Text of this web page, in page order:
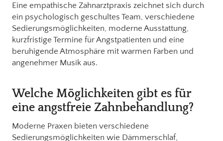
Eine empathische Zahnarztpraxis zeichnet sich durch
ein psychologisch geschultes Team, verschiedene
Sedierungsmöglichkeiten, moderne Ausstattung,
kurzfristige Termine für Angstpatienten und eine
beruhigende Atmosphäre mit warmen Farben und
angenehmer Musik aus.
Welche Möglichkeiten gibt es für
eine angstfreie Zahnbehandlung?
Moderne Praxen bieten verschiedene
Sedierungsmöglichkeiten wie Dämmerschlaf,